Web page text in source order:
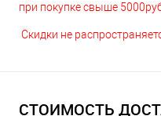
при покупке свыше
Скидки не
СТОИМОСТЬ